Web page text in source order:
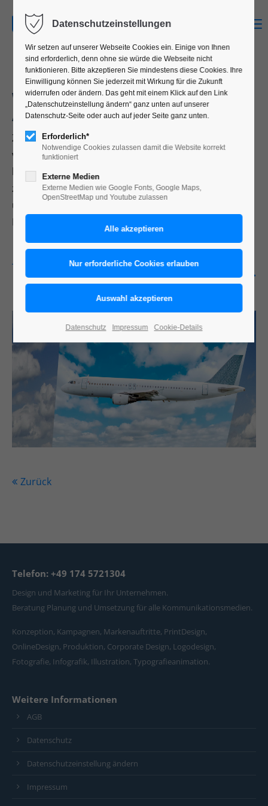
WEIHNACHTSMAILING MAL
ANDERS.
Zum gerade zurückliegenden Jahreswechsel
veröffentlichte unser Kunde AviAlliance eine
besonders wertig produzierte Weihnachtskarte
zusammen mit einem eigens hergestellten
ungewöhnlichen Animationskurzfilm. Eine kleine
Image-Kampagne zum Jahreswechsel.
AviAlliance“ können Sie hier ansehen …
Zurück
Telefon: +49 174 5721304
Design und Marketing für Ihr Unternehmen.
Beratung Planung und Umsetzung für alle Kommunikationsmedien.
Konzeption, Kampagnen, Markenauftritte, PrintDesign,
OnlineDesign, Produktion, Corporate Design, Logodesign,
Fotografie, Infografik, Illustration, Typografieanimation.
Weitere Informationen
AGB
Datenschutz
Datenschutzeinstellung ändern
Impressum
Datenschutzeinstellungen
Wir setzen auf unserer Webseite Cookies ein. Einige von Ihnen
sind erforderlich, denn ohne sie würde die Webseite nicht
funktionieren. Bitte akzeptieren Sie mindestens diese Cookies. Ihre
Einwilligung können Sie jederzeit mit Wirkung für die Zukunft
widerrufen oder ändern. Das geht mit einem Klick auf den Link
„Datenschutzeinstellung ändern“ ganz unten auf unserer
Datenschutz-Seite oder auch auf jeder Seite ganz unten.
Erforderlich*
Notwendige Cookies zulassen damit die Website korrekt
funktioniert
Externe Medien
Externe Medien wie Google Fonts, Google Maps,
OpenStreetMap und Youtube zulassen
Datenschutz Impressum Cookie-Details